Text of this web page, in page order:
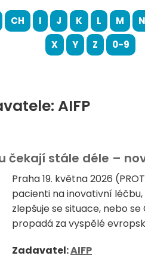
CH I J K L M N
X
Y Z 0-9
AIFP
stále déle –
Praha 19. května 2026
pacienti na inovativní
zlepšuje se situace, nebo
propadá za vyspělé
Zadavatel:AIFP